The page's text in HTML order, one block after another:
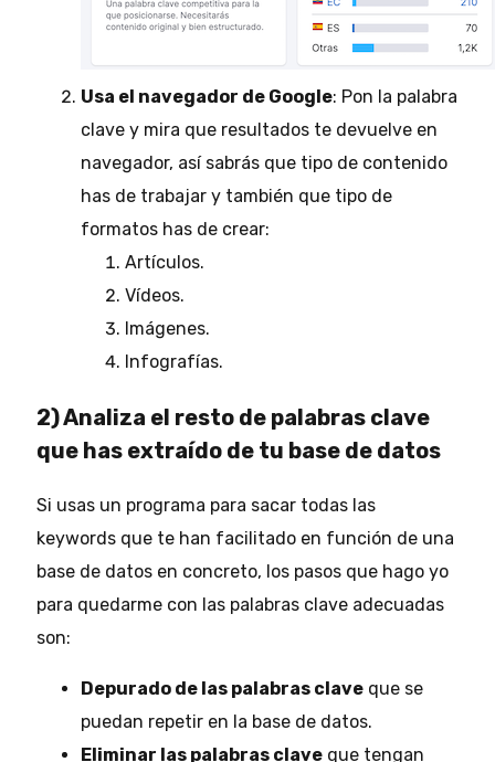
Usa el navegador de Google: Pon la palabra
clave y mira que resultados te devuelve en
navegador, así sabrás que tipo de contenido
has de trabajar y también que tipo de
formatos has de crear:
Artículos.
Vídeos.
Imágenes.
Infografías.
2) Analiza el resto de palabras clave
que has extraído de tu base de datos
Si usas un programa para sacar todas las
keywords que te han facilitado en función de una
base de datos en concreto, los pasos que hago yo
para quedarme con las palabras clave adecuadas
son:
Depurado de las palabras clave que se
puedan repetir en la base de datos.
Eliminar las palabras clave que tengan